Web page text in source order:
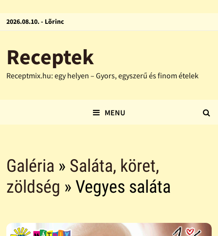
2026.08.10. - Lõrinc
Receptek
Receptmix.hu: egy helyen – Gyors, egyszerű és finom ételek
MENU
Galéria » Saláta, köret,
zöldség » Vegyes saláta